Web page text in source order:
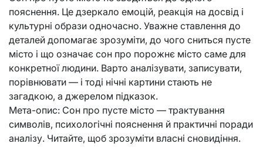
пояснення. Це дзеркало емоцій, реакція на досвід і
культурні образи одночасно. Уважне ставлення до
деталей допомагає зрозуміти, до чого сниться пусте
місто і що означає сон про порожнє місто саме для
конкретної людини. Варто аналізувати, записувати,
порівнювати — і тоді нічні картини стають не
загадкою, а джерелом підказок.
Мета-опис: Сон про пусте місто — трактування
символів, психологічні пояснення й практичні поради
аналізу. Читайте, щоб зрозуміти власні сновидіння.